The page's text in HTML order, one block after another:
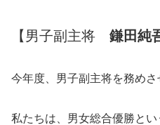
【男子副主将 鎌田純
今年度、男子副主将を務めさ
私たちは、男女総合優勝とい